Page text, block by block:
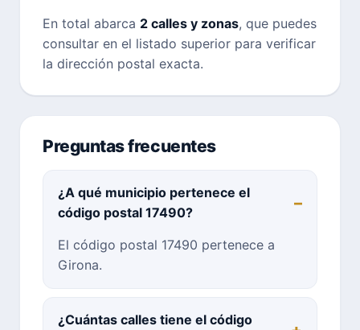
En total abarca 2 calles y zonas, que puedes
consultar en el listado superior para verificar
la dirección postal exacta.
Preguntas frecuentes
¿A qué municipio pertenece el
código postal 17490?
El código postal 17490 pertenece a
Girona.
¿Cuántas calles tiene el código